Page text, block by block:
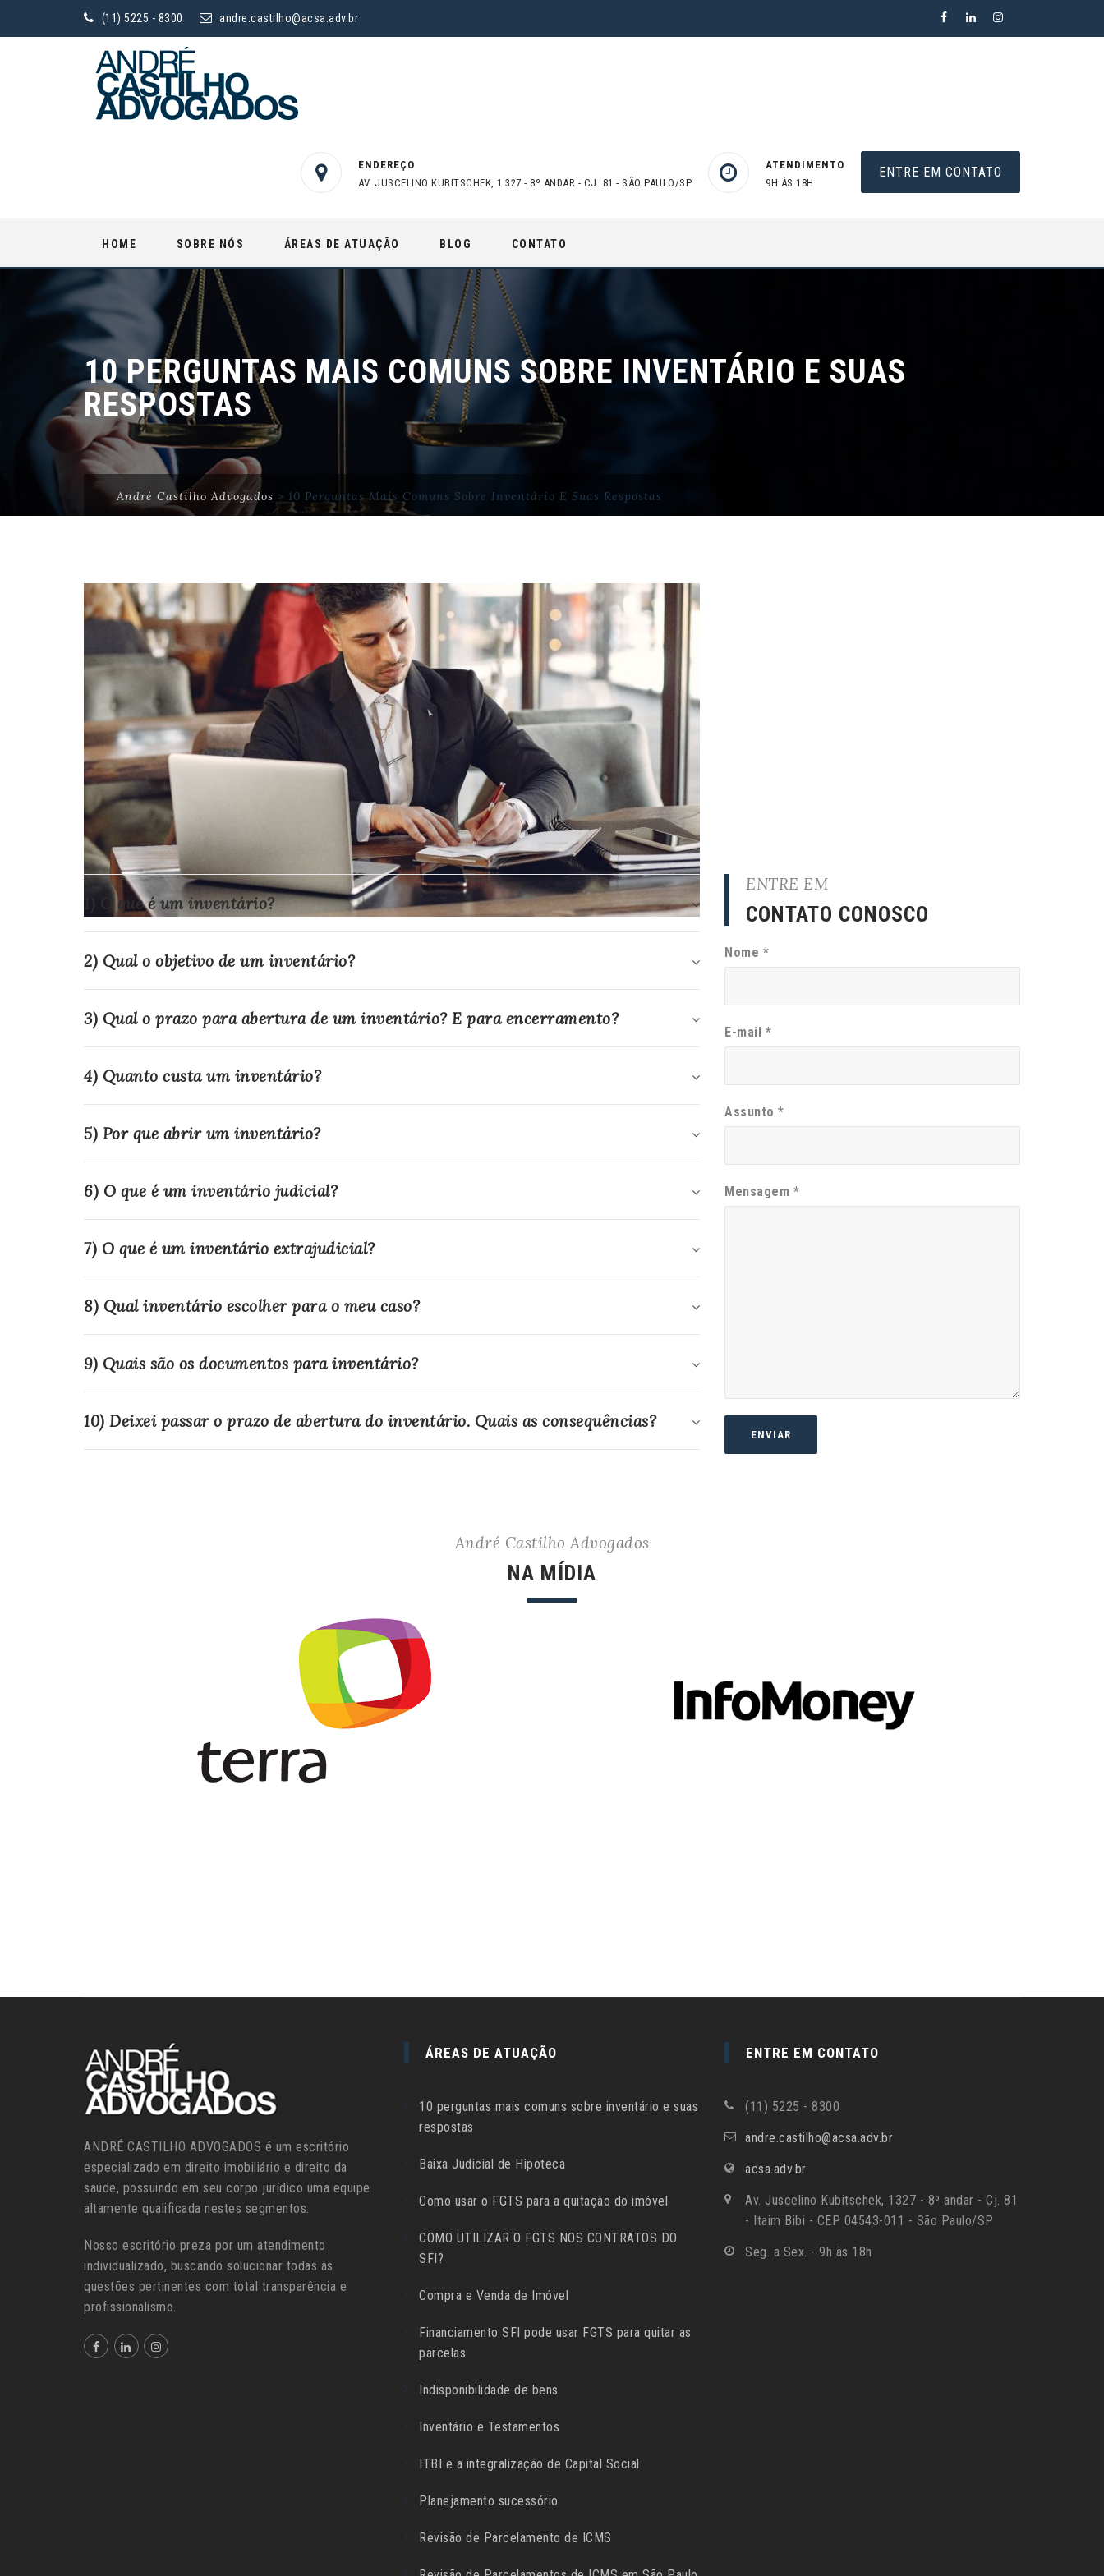
(11) 5225 - 8300 andre.castilho@acsa.adv.br
ENDEREÇO
AV. JUSCELINO KUBITSCHEK, 1.327 - 8º ANDAR - CJ. 81 - SÃO PAULO/SP
ATENDIMENTO
9H ÀS 18H
ENTRE EM CONTATO
content
HOME SOBRE NÓS ÁREAS DE ATUAÇÃO BLOG CONTATO
10 PERGUNTAS MAIS COMUNS SOBRE INVENTÁRIO E SUAS
RESPOSTAS
André Castilho Advogados > 10 Perguntas Mais Comuns Sobre Inventário E Suas Respostas
1) O que é um inventário?
2) Qual o objetivo de um inventário?
3) Qual o prazo para abertura de um inventário? E para encerramento?
4) Quanto custa um inventário?
5) Por que abrir um inventário?
6) O que é um inventário judicial?
7) O que é um inventário extrajudicial?
8) Qual inventário escolher para o meu caso?
9) Quais são os documentos para inventário?
10) Deixei passar o prazo de abertura do inventário. Quais as consequências?
ENTRE EM
CONTATO CONOSCO
Nome *
E-mail *
Assunto *
Mensagem *
André Castilho Advogados
NA MÍDIA
ANDRÉ CASTILHO ADVOGADOS é um escritório
especializado em direito imobiliário e direito da
saúde, possuindo em seu corpo jurídico uma equipe
altamente qualificada nestes segmentos.
Nosso escritório preza por um atendimento
individualizado, buscando solucionar todas as
questões pertinentes com total transparência e
profissionalismo.
ÁREAS DE ATUAÇÃO
10 perguntas mais comuns sobre inventário e suas
respostas
Baixa Judicial de Hipoteca
Como usar o FGTS para a quitação do imóvel
COMO UTILIZAR O FGTS NOS CONTRATOS DO
SFI?
Compra e Venda de Imóvel
Financiamento SFI pode usar FGTS para quitar as
parcelas
Indisponibilidade de bens
Inventário e Testamentos
ITBI e a integralização de Capital Social
Planejamento sucessório
Revisão de Parcelamento de ICMS
ENTRE EM CONTATO
(11) 5225 - 8300
andre.castilho@acsa.adv.br
acsa.adv.br
Av. Juscelino Kubitschek, 1327 - 8º andar - Cj. 81
- Itaim Bibi - CEP 04543-011 - São Paulo/SP
Seg. a Sex. - 9h às 18h